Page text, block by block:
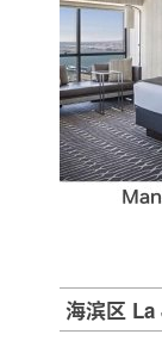
海滨区